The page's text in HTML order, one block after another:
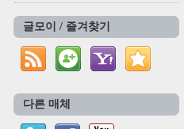
글모이 / 즐겨찾기
다른 매체